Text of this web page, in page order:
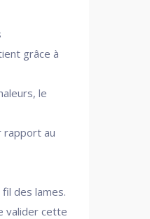
grâce à
le
rapport au
des lames.
valider cette